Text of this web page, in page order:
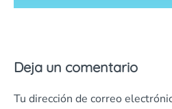
Deja un comentario
Tu dirección de correo